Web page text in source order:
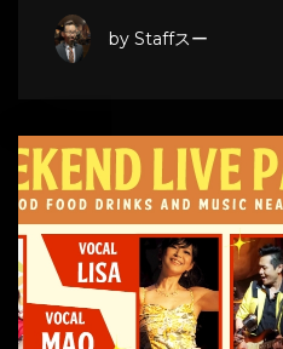
by Staffスー